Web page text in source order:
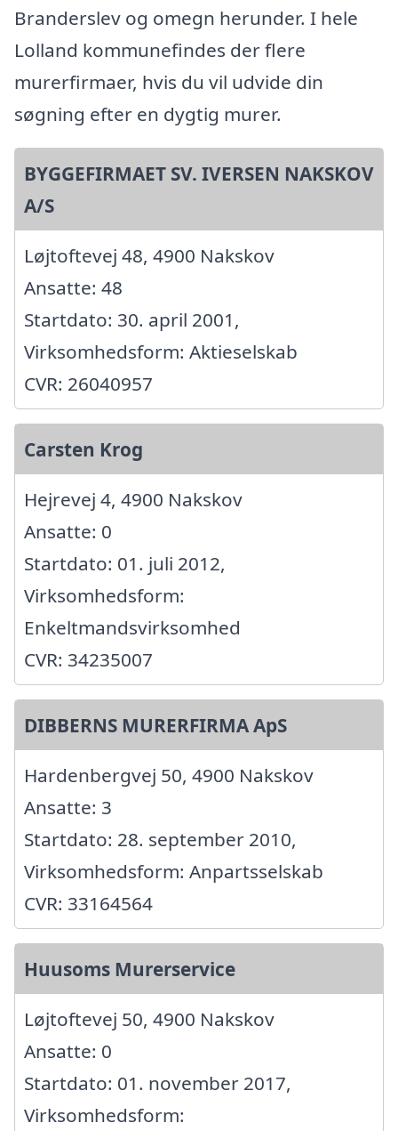
Branderslev og omegn herunder. I hele
Lolland kommunefindes der flere
murerfirmaer, hvis du vil udvide din
søgning efter en dygtig murer.
BYGGEFIRMAET SV. IVERSEN NAKSKOV
A/S
Løjtoftevej 48, 4900 Nakskov
Ansatte: 48
Startdato: 30. april 2001,
Virksomhedsform: Aktieselskab
CVR: 26040957
Carsten Krog
Hejrevej 4, 4900 Nakskov
Ansatte: 0
Startdato: 01. juli 2012,
Virksomhedsform:
Enkeltmandsvirksomhed
CVR: 34235007
DIBBERNS MURERFIRMA ApS
Hardenbergvej 50, 4900 Nakskov
Ansatte: 3
Startdato: 28. september 2010,
Virksomhedsform: Anpartsselskab
CVR: 33164564
Huusoms Murerservice
Løjtoftevej 50, 4900 Nakskov
Ansatte: 0
Startdato: 01. november 2017,
Virksomhedsform: